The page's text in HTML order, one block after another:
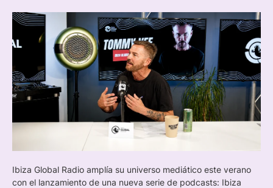
Ibiza Global Radio amplía su universo mediático este verano
con el lanzamiento de una nueva serie de podcasts: Ibiza